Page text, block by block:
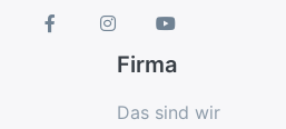
Firma
Das sind wir